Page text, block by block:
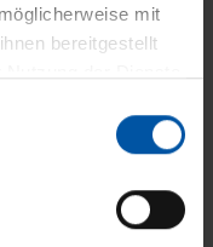
mit
bereitgestellt
WAREMA,
Germany“.
mehr über die
wie Sie Ihren